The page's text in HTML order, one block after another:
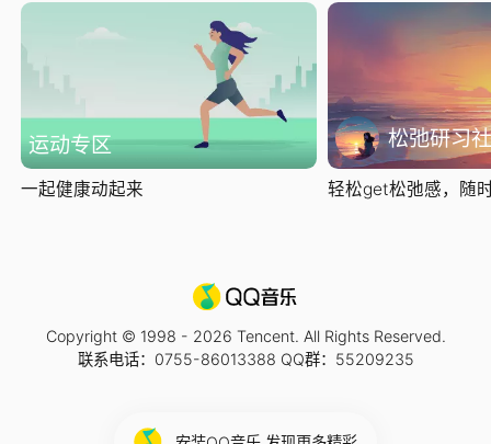
运动专区
一起健康动起来
松弛研习社
轻松get松弛感，随
Copyright © 1998 - 2026 Tencent. All Rights Reserved.
联系电话：0755-86013388 QQ群：55209235